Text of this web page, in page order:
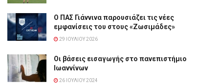
Ο ΠΑΣ Γιάννινα παρουσιάζει τις νέες
εμφανίσεις του στους «Ζωσιμάδες»
29 ΙΟΥΛΊΟΥ 2026
Οι βάσεις εισαγωγής στο πανεπιστήμιο
Ιωαννίνων
26 ΙΟΥΛΊΟΥ 2024